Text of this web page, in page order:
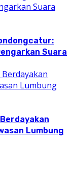
Suara
Lumbung